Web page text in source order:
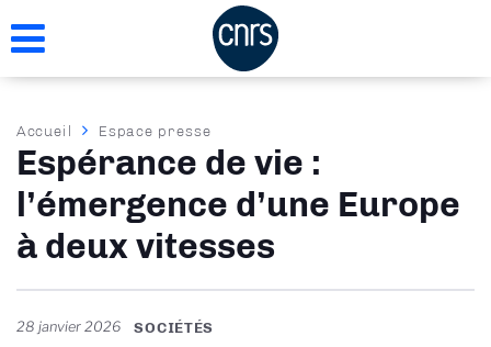
au
Fil
d'Ariane
Accueil Espace presse
Espérance de vie :
l’émergence d’une Europe
à deux vitesses
28 janvier 2026 SOCIÉTÉS